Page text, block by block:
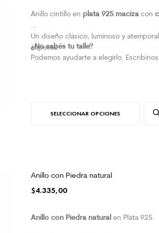
Anillo cintillo en plata 925 maciza con
Un diseño clásico, luminoso y
especial.
¿No sabés tu talle?
Podemos ayudarte a elegirlo.
SELECCIONAR OPCIONES
Anillo con Piedra natural
$4.335,00
Anillo con Piedra natural en Plata 925.